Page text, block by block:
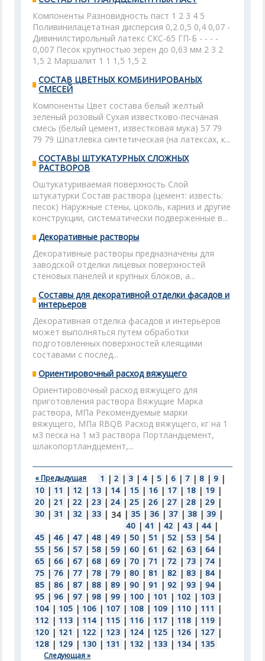
Компоненты Разновидность паст 1 2 3 4 5
Поливинилацетатная дисперсия 0,2 0,5 0,4 0,07 -
Дивинилстирольный латекс СКС-65 ГП-Б - - - -
0,007 Песок крупностью зерен до 0,63 мм 2 3 2
1,5 2 Маршалит 1 1 1,5 1,5 2
СОСТАВ ЦВЕТНЫХ КОМБИНИРОВАНЫХ
СМЕСЕЙ
Компоненты Цвет состава белый желтый
зеленый розовый Сухая известково-песчаная
смесь (белый цемент, известковая мука) 57 79
79 79 Шпатлевка синтетическая (на латексах, к...
СОСТАВЫ ШТУКАТУРНЫХ СЛОЖНЫХ
РАСТВОРОВ
Оштукатуриваемая поверхность Слой
штукатурки Состав раствора (цемент: известь:
песок) Наружные стены, цоколь, карниз и другие
конструкции, систематически подверженные в...
Декоративные растворы
Декоративные растворы предназначены для
заводской отделки лицевых поверхностей
стеновых панелей и крупных блоков, а...
Составы для декоративной отделки фасадов и
интерьеров
Декоративная отделка фасадов и интерьеров
может выполняться путем обработки
подготовленных поверхностей клеящими
составами с послед...
Ориентировочный расход вяжущего
Ориентировочный расход вяжущего для
приготовления раствора Вяжущие Марка
раствора, МПа Рекомендуемые марки
вяжущего, МПа RВQВ Расход вяжущего, кг на 1
м3 песка на 1 м3 раствора Портландцемент,
шлакопортландцемент,...
« Предыдущая 1 | 2 | 3 | 4 | 5 | 6 | 7 | 8 | 9 |
10 | 11 | 12 | 13 | 14 | 15 | 16 | 17 | 18 | 19 |
20 | 21 | 22 | 23 | 24 | 25 | 26 | 27 | 28 | 29 |
30 | 31 | 32 | 33 | 34 | 35 | 36 | 37 | 38 | 39 |
40 | 41 | 42 | 43 | 44 |
45 | 46 | 47 | 48 | 49 | 50 | 51 | 52 | 53 | 54 |
55 | 56 | 57 | 58 | 59 | 60 | 61 | 62 | 63 | 64 |
65 | 66 | 67 | 68 | 69 | 70 | 71 | 72 | 73 | 74 |
75 | 76 | 77 | 78 | 79 | 80 | 81 | 82 | 83 | 84 |
85 | 86 | 87 | 88 | 89 | 90 | 91 | 92 | 93 | 94 |
95 | 96 | 97 | 98 | 99 | 100 | 101 | 102 | 103 |
104 | 105 | 106 | 107 | 108 | 109 | 110 | 111 |
112 | 113 | 114 | 115 | 116 | 117 | 118 | 119 |
120 | 121 | 122 | 123 | 124 | 125 | 126 | 127 |
128 | 129 | 130 | 131 | 132 | 133 | 134 | 135
Следующая »